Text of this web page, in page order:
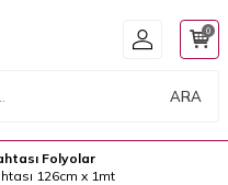
ARA
0
Folyolar
126cm x 1mt